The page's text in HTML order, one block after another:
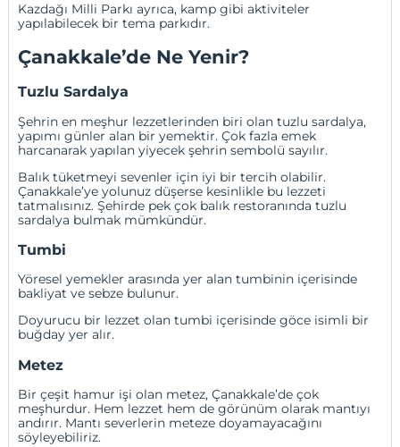
Kazdağı Milli Parkı ayrıca, kamp gibi aktiviteler
yapılabilecek bir tema parkıdır.
Çanakkale’de Ne Yenir?
Tuzlu Sardalya
Şehrin en meşhur lezzetlerinden biri olan tuzlu sardalya,
yapımı günler alan bir yemektir. Çok fazla emek
harcanarak yapılan yiyecek şehrin sembolü sayılır.
Balık tüketmeyi sevenler için iyi bir tercih olabilir.
Çanakkale’ye yolunuz düşerse kesinlikle bu lezzeti
tatmalısınız. Şehirde pek çok balık restoranında tuzlu
sardalya bulmak mümkündür.
Tumbi
Yöresel yemekler arasında yer alan tumbinin içerisinde
bakliyat ve sebze bulunur.
Doyurucu bir lezzet olan tumbi içerisinde göce isimli bir
buğday yer alır.
Metez
Bir çeşit hamur işi olan metez, Çanakkale’de çok
meşhurdur. Hem lezzet hem de görünüm olarak mantıyı
andırır. Mantı severlerin meteze doyamayacağını
söyleyebiliriz.